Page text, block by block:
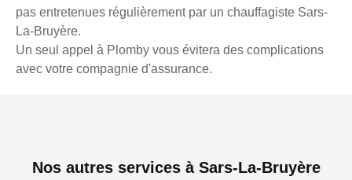
pas entretenues régulièrement par un chauffagiste Sars-
La-Bruyère.
Un seul appel à Plomby vous évitera des complications
avec votre compagnie d'assurance.
Nos autres services à Sars-La-Bruyère